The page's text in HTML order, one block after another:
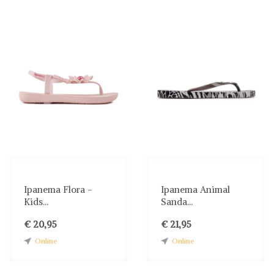
Ipanema Flora -
Kids...
€ 20,95
Online
Ipanema Animal
Sanda...
€ 21,95
Online